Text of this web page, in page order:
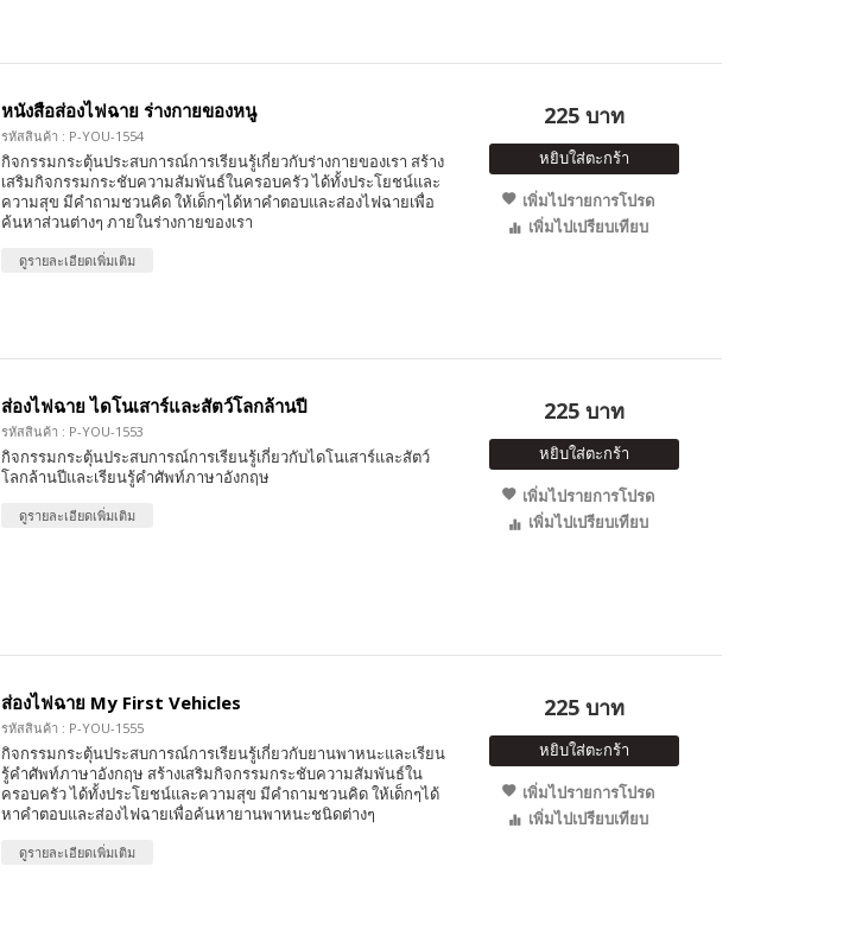
หนังสือส่องไฟฉาย ร่างกายของหนู
รหัสสินค้า : P-YOU-1554
กิจกรรมกระตุ้นประสบการณ์การเรียนรู้เกี่ยวกับร่างกายของเรา สร้าง
เสริมกิจกรรมกระชับความสัมพันธ์ในครอบครัว ได้ทั้งประโยชน์และ
ความสุข มีคำถามชวนคิด ให้เด็กๆได้หาคำตอบและส่องไฟฉายเพื่อ
ค้นหาส่วนต่างๆ ภายในร่างกายของเรา
ดูรายละเอียดเพิ่มเติม
225 บาท
หยิบใส่ตะกร้า
เพิ่มไปรายการโปรด
เพิ่มไปเปรียบเทียบ
ส่องไฟฉาย ไดโนเสาร์และสัตว์โลกล้านปี
รหัสสินค้า : P-YOU-1553
กิจกรรมกระตุ้นประสบการณ์การเรียนรู้เกี่ยวกับไดโนเสาร์และสัตว์
โลกล้านปีและเรียนรู้คำศัพท์ภาษาอังกฤษ
ดูรายละเอียดเพิ่มเติม
225 บาท
หยิบใส่ตะกร้า
เพิ่มไปรายการโปรด
เพิ่มไปเปรียบเทียบ
ส่องไฟฉาย My First Vehicles
รหัสสินค้า : P-YOU-1555
กิจกรรมกระตุ้นประสบการณ์การเรียนรู้เกี่ยวกับยานพาหนะและเรียน
รู้คำศัพท์ภาษาอังกฤษ สร้างเสริมกิจกรรมกระชับความสัมพันธ์ใน
ครอบครัว ได้ทั้งประโยชน์และความสุข มีคำถามชวนคิด ให้เด็กๆได้
หาคำตอบและส่องไฟฉายเพื่อค้นหายานพาหนะชนิดต่างๆ
ดูรายละเอียดเพิ่มเติม
225 บาท
หยิบใส่ตะกร้า
เพิ่มไปรายการโปรด
เพิ่มไปเปรียบเทียบ